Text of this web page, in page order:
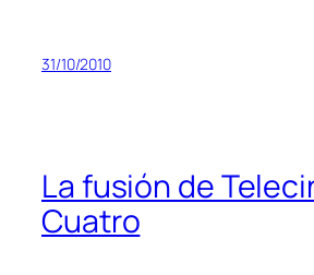
31/10/2010
La fusión de
Cuatro